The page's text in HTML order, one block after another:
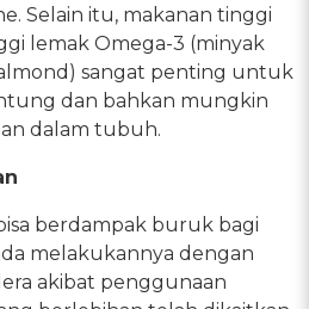
Selain itu, makanan tinggi
lemak Omega-3 (minyak
sangat penting untuk
dan bahkan mungkin
dalam tubuh.
berdampak buruk bagi
melakukannya dengan
akibat penggunaan